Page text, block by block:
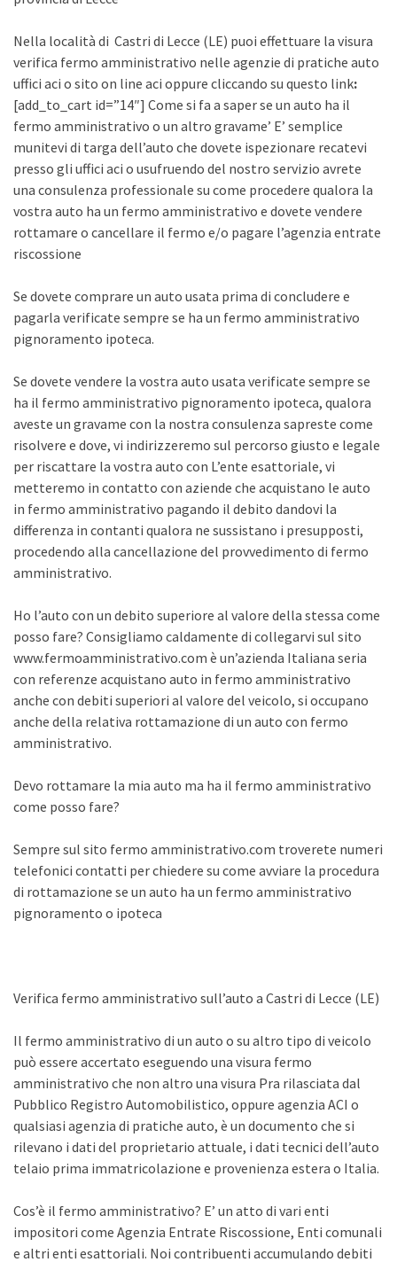
Nella località di Castri di Lecce (LE) puoi effettuare la visura
verifica fermo amministrativo nelle agenzie di pratiche auto
uffici aci o sito on line aci oppure cliccando su questo link:
[add_to_cart id=”14″] Come si fa a saper se un auto ha il
fermo amministrativo o un altro gravame’ E’ semplice
munitevi di targa dell’auto che dovete ispezionare recatevi
presso gli uffici aci o usufruendo del nostro servizio avrete
una consulenza professionale su come procedere qualora la
vostra auto ha un fermo amministrativo e dovete vendere
rottamare o cancellare il fermo e/o pagare l’agenzia entrate
riscossione
Se dovete comprare un auto usata prima di concludere e
pagarla verificate sempre se ha un fermo amministrativo
pignoramento ipoteca.
Se dovete vendere la vostra auto usata verificate sempre se
ha il fermo amministrativo pignoramento ipoteca, qualora
aveste un gravame con la nostra consulenza sapreste come
risolvere e dove, vi indirizzeremo sul percorso giusto e legale
per riscattare la vostra auto con L’ente esattoriale, vi
metteremo in contatto con aziende che acquistano le auto
in fermo amministrativo pagando il debito dandovi la
differenza in contanti qualora ne sussistano i presupposti,
procedendo alla cancellazione del provvedimento di fermo
amministrativo.
Ho l’auto con un debito superiore al valore della stessa come
posso fare? Consigliamo caldamente di collegarvi sul sito
www.fermoamministrativo.com è un’azienda Italiana seria
con referenze acquistano auto in fermo amministrativo
anche con debiti superiori al valore del veicolo, si occupano
anche della relativa rottamazione di un auto con fermo
amministrativo.
Devo rottamare la mia auto ma ha il fermo amministrativo
come posso fare?
Sempre sul sito fermo amministrativo.com troverete numeri
telefonici contatti per chiedere su come avviare la procedura
di rottamazione se un auto ha un fermo amministrativo
pignoramento o ipoteca
Verifica fermo amministrativo sull’auto a Castri di Lecce (LE)
Il fermo amministrativo di un auto o su altro tipo di veicolo
può essere accertato eseguendo una visura fermo
amministrativo che non altro una visura Pra rilasciata dal
Pubblico Registro Automobilistico, oppure agenzia ACI o
qualsiasi agenzia di pratiche auto, è un documento che si
rilevano i dati del proprietario attuale, i dati tecnici dell’auto
telaio prima immatricolazione e provenienza estera o Italia.
Cos’è il fermo amministrativo? E’ un atto di vari enti
impositori come Agenzia Entrate Riscossione, Enti comunali
e altri enti esattoriali. Noi contribuenti accumulando debiti